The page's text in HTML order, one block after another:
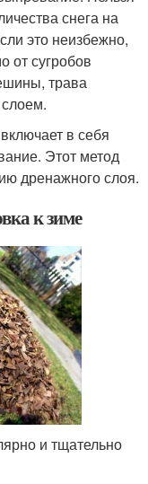
снега на
это неизбежно,
от сугробов
трава
в себя
Этот метод
дренажного слоя.
к зиме
и тщательно